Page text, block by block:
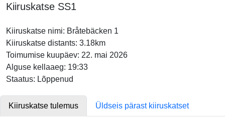
Kiiruskatse SS1
Kiiruskatse nimi: Bråtebäcken 1
Kiiruskatse distants: 3.18km
Toimumise kuupäev: 22. mai 2026
Alguse kellaaeg: 19:33
Staatus: Lõppenud
Kiiruskatse tulemus Üldseis pärast kiiruskatset